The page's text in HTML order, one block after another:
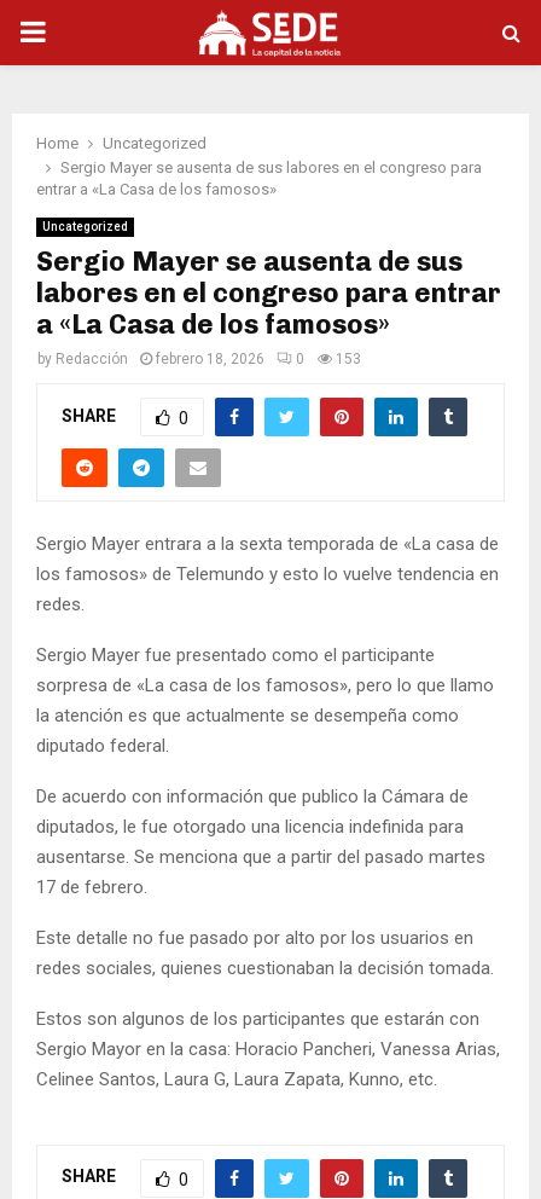
PRIMARY
Home
Uncategorized
Sergio Mayer se ausenta de sus labores en el congreso para
entrar a «La Casa de los famosos»
Uncategorized
Sergio Mayer se ausenta de sus
labores en el congreso para entrar
a «La Casa de los famosos»
by Redacción febrero 18, 2026 0 153
SHARE 0
Sergio Mayer entrara a la sexta temporada de «La casa de
los famosos» de Telemundo y esto lo vuelve tendencia en
redes.
Sergio Mayer fue presentado como el participante
sorpresa de «La casa de los famosos», pero lo que llamo
la atención es que actualmente se desempeña como
diputado federal.
De acuerdo con información que publico la Cámara de
diputados, le fue otorgado una licencia indefinida para
ausentarse. Se menciona que a partir del pasado martes
17 de febrero.
Este detalle no fue pasado por alto por los usuarios en
redes sociales, quienes cuestionaban la decisión tomada.
Estos son algunos de los participantes que estarán con
Sergio Mayor en la casa: Horacio Pancheri, Vanessa Arias,
Celinee Santos, Laura G, Laura Zapata, Kunno, etc.
SHARE 0